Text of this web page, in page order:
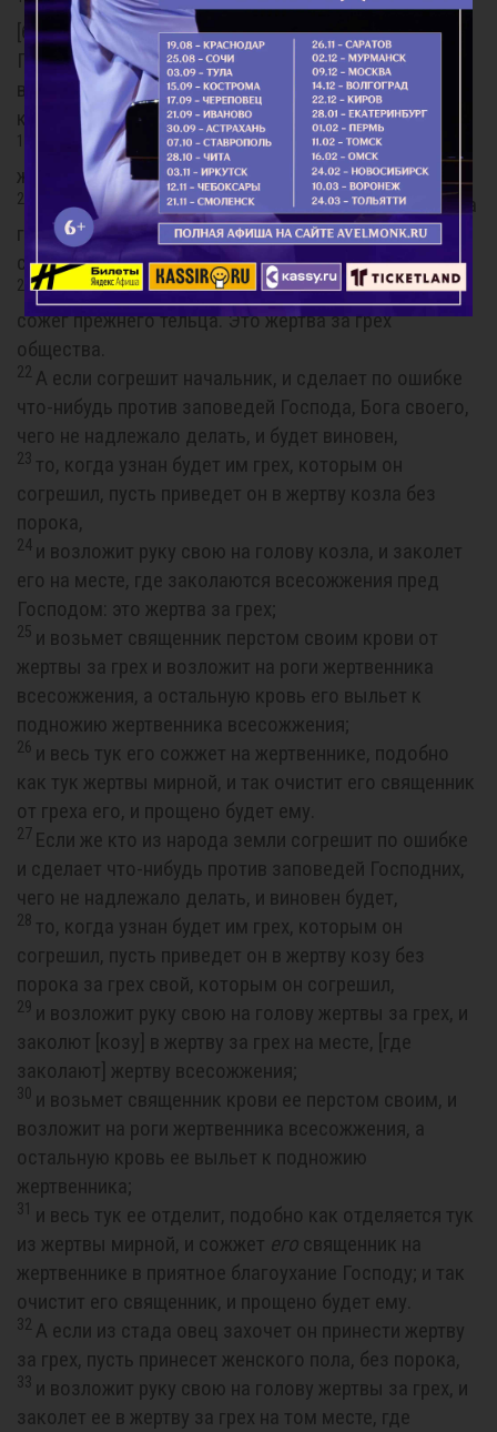
[благовонных курений], который пред лицем
Господним в скинии собрания, а остальную кровь
выльет к подножию жертвенника всесожжений,
который у входа скинии собрания;
и весь тук его вынет из него и сожжет на
жертвеннике;
20
и сделает с тельцом то, что делается с тельцом за
грех; так должен сделать с ним, и так очистит их
священник, и прощено будет им;
21и вынесет тельца вне стана, и сожжет его так, как
сожег прежнего тельца. Это жертва за грех
общества.
22 А если согрешит начальник, и сделает по ошибке
что-нибудь против заповедей Господа, Бога своего,
чего не надлежало делать, и будет виновен,
23 то, когда узнан будет им грех, которым он
согрешил, пусть приведет он в жертву козла без
порока,
24 и возложит руку свою на голову козла, и заколет
его на месте, где заколаются всесожжения пред
Господом: это жертва за грех;
25 и возьмет священник перстом своим крови от
жертвы за грех и возложит на роги жертвенника
всесожжения, а остальную кровь его выльет к
подножию жертвенника всесожжения;
26 и весь тук его сожжет на жертвеннике, подобно
как тук жертвы мирной, и так очистит его священник
от греха его, и прощено будет ему.
27 Если же кто из народа земли согрешит по ошибке
и сделает что-нибудь против заповедей Господних,
чего не надлежало делать, и виновен будет,
28 то, когда узнан будет им грех, которым он
согрешил, пусть приведет он в жертву козу без
порока за грех свой, которым он согрешил,
29 и возложит руку свою на голову жертвы за грех, и
заколют [козу] в жертву за грех на месте, [где
заколают] жертву всесожжения;
30 и возьмет священник крови ее перстом своим, и
возложит на роги жертвенника всесожжения, а
остальную кровь ее выльет к подножию
жертвенника;
31 и весь тук ее отделит, подобно как отделяется тук
из жертвы мирной, и сожжет его священник на
жертвеннике в приятное благоухание Господу; и так
очистит его священник, и прощено будет ему.
32 А если из стада овец захочет он принести жертву
за грех, пусть принесет женского пола, без порока,
33 и возложит руку свою на голову жертвы за грех, и
заколет ее в жертву за грех на том месте, где